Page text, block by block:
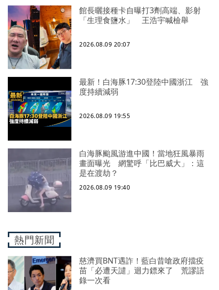
館長曬接種卡自曝打3劑高端、影射
「生理食鹽水」 王浩宇喊檢舉
2026.08.09 20:07
最新！白海豚17:30登陸中國浙江 強
度持續減弱
2026.08.09 19:55
白海豚颱風游進中國！當地狂風暴雨
畫面曝光 網驚呼「比巴威大」：這
是在渡劫？
2026.08.09 19:40
熱門新聞
慈濟買BNT遇詐！藍白昔嗆政府擋疫
苗「必遭天譴」迴力鏢來了 荒謬語
錄一次看